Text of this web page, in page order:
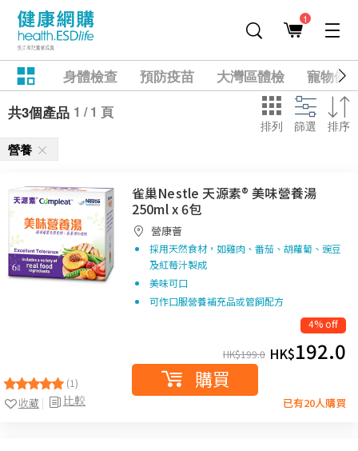
1
身體檢查 預防疫苗 大灣區體檢
寵物健
共3個產品 1 / 1 頁
排列 篩選 排序
營養
(1)
比較
收藏
雀巢Nestle 天源素® 美味營養湯
250ml x 6包
營康薈
採用天然食材，如雞肉、番茄、胡蘿蔔、豌豆
及紅莓汁製成
美味可口
可作口服營養補充品或管飼配方
4% off
HK$199.0 HK$192.0
購買
已有20人購買